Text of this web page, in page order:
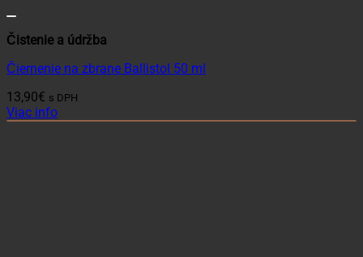
Čistenie a údržba
Čiernenie na zbrane Ballistol 50 ml
13,90€ s DPH
Viac info